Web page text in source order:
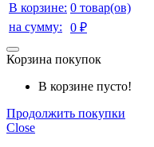
В корзине: 0 товар(ов)
на сумму:
0 ₽
Корзина покупок
В корзине пусто!
Продолжить покупки
Close